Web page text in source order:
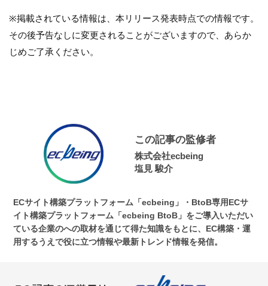
※掲載されている情報は、本リリース発表時点での情報です。
その後予告なしに変更されることがございますので、あらか
じめご了承ください。
この記事の監修者
株式会社ecbeing
塩見 駿介
ECサイト構築プラットフォーム「ecbeing」・BtoB専用ECサ
イト構築プラットフォーム「ecbeing BtoB」をご導入いただい
ている企業のへの取材を通じて得た知識をもとに、EC構築・運
用するうえで役に立つ情報や最新トレンド情報を発信。